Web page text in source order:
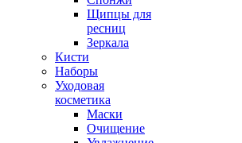
Щипцы для
ресниц
Зеркала
Кисти
Наборы
Уходовая
косметика
Маски
Очищение